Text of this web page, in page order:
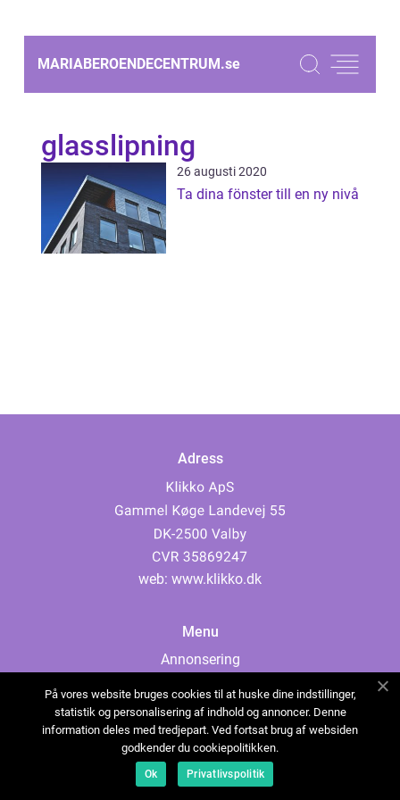
MARIABEROENDECENTRUM.se
glasslipning
26 augusti 2020
Ta dina fönster till en ny nivå
Adress
web: www.klikko.dk
Menu
Annonsering
Cookies
Kontakta oss
Sitemap
På vores website bruges cookies til at huske dine indstillinger,
statistik og personalisering af indhold og annoncer. Denne
information deles med tredjepart. Ved fortsat brug af websiden
godkender du cookiepolitikken.
Ok Privatlivspolitik